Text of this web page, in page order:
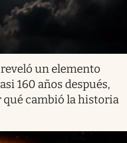
un elemento
160 años después,
cambió la historia